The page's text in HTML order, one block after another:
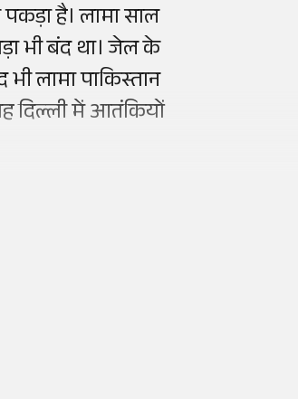
है। लामा साल
भी बंद था। जेल के
लामा पाकिस्तान
दिल्ली में आतंकियों